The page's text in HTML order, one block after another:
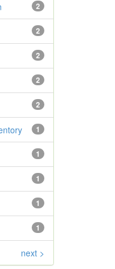
2
2
2
2
2
1
1
1
1
1
next >